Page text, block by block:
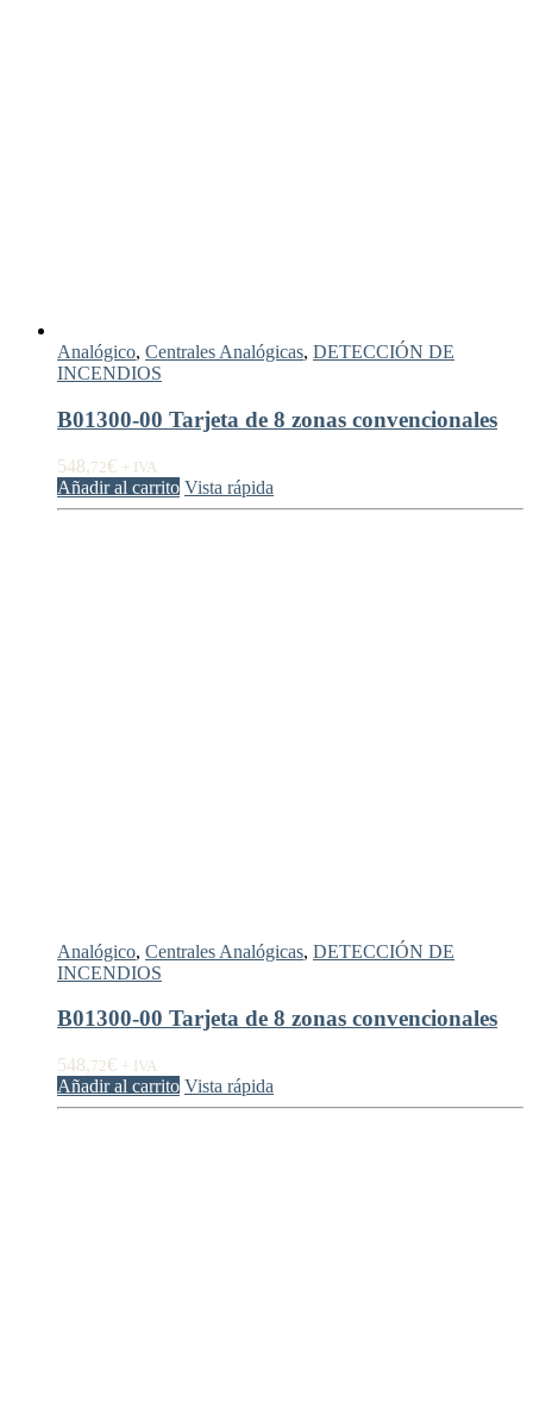
Analógico, Centrales Analógicas, DETECCIÓN DE
INCENDIOS
B01300-00 Tarjeta de 8 zonas convencionales
548,72€ + IVA
Añadir al carrito Vista rápida
Analógico, Centrales Analógicas, DETECCIÓN DE
INCENDIOS
B01300-00 Tarjeta de 8 zonas convencionales
548,72€ + IVA
Añadir al carrito Vista rápida